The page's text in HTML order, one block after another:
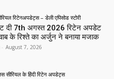
रिटेनअपडेट्स – डेली एपिसोड स्टोरी
दी 7th अगस्त 2026 रिटेन अपडेट
के रिश्ते का अर्जुन ने बनाया मजाक
- August 7, 2026
सीरियल के हिंदी रिटेन अपडेट्स